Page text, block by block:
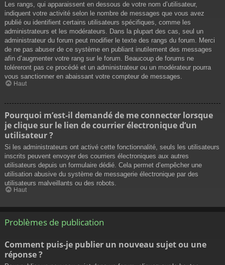
Les rangs, qui apparaissent en dessous de votre nom d’utilisateur,
indiquent votre activité selon le nombre de messages que vous avez
publié ou identifient certains utilisateurs spécifiques, comme les
administrateurs et les modérateurs. Dans la plupart des cas, seul un
administrateur du forum peut modifier le texte des rangs du forum. Merci
de ne pas abuser de ce système en publiant inutilement des messages
afin d’augmenter votre rang sur le forum. Beaucoup de forums ne
toléreront pas ce procédé et un administrateur ou un modérateur pourra
vous sanctionner en abaissant votre compteur de messages.
Haut
Pourquoi m’est-il demandé de me connecter lorsque
je clique sur le lien de courrier électronique d’un
utilisateur ?
Si les administrateurs ont activé cette fonctionnalité, seuls les utilisateurs
inscrits peuvent envoyer des courriers électroniques aux autres
utilisateurs depuis un formulaire dédié. Cela permet d’empêcher une
utilisation abusive du système de messagerie électronique par des
utilisateurs malveillants ou des robots.
Haut
Problèmes de publication
Comment puis-je publier un nouveau sujet ou une
réponse ?